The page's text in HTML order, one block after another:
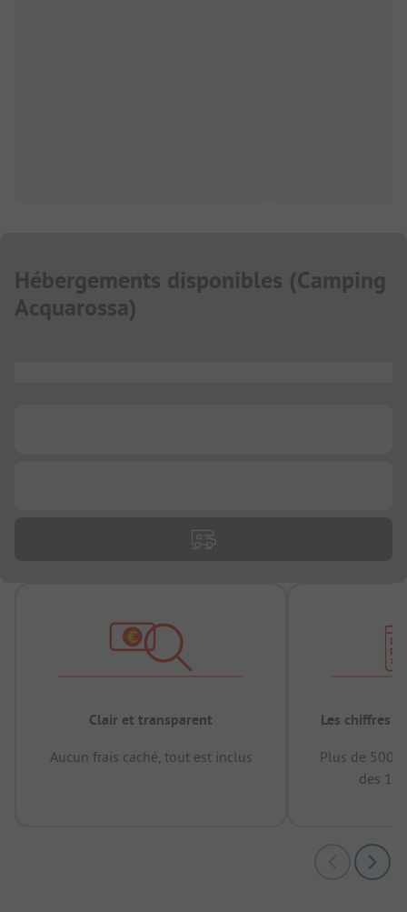
Hébergements disponibles (Camping
Acquarossa)
Clair et transparent
Aucun frais caché, tout est inclus
Les chiffres
Plus de
des 12